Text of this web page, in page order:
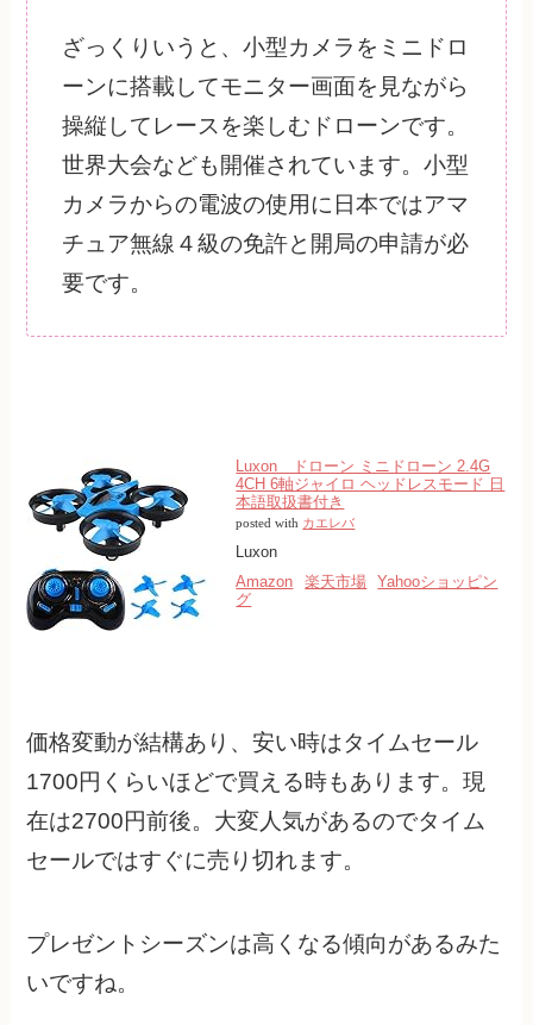
ざっくりいうと、小型カメラをミニドロ
ーンに搭載してモニター画面を見ながら
操縦してレースを楽しむドローンです。
世界大会なども開催されています。小型
カメラからの電波の使用に日本ではアマ
チュア無線４級の免許と開局の申請が必
要です。
Luxon ドローン ミニドローン 2.4G
4CH 6軸ジャイロ ヘッドレスモード 日
本語取扱書付き
posted with カエレバ
Luxon
Amazon
楽天市場
Yahooショッピン
グ
価格変動が結構あり、安い時はタイムセール
1700円くらいほどで買える時もあります。現
在は2700円前後。大変人気があるのでタイム
セールではすぐに売り切れます。
プレゼントシーズンは高くなる傾向があるみた
いですね。